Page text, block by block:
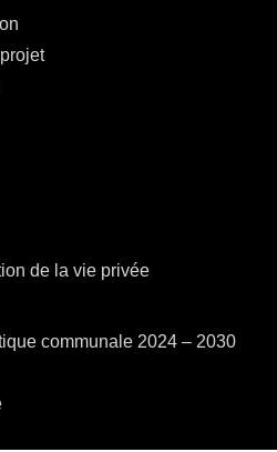
de la vie privée
communale 2024 – 2030